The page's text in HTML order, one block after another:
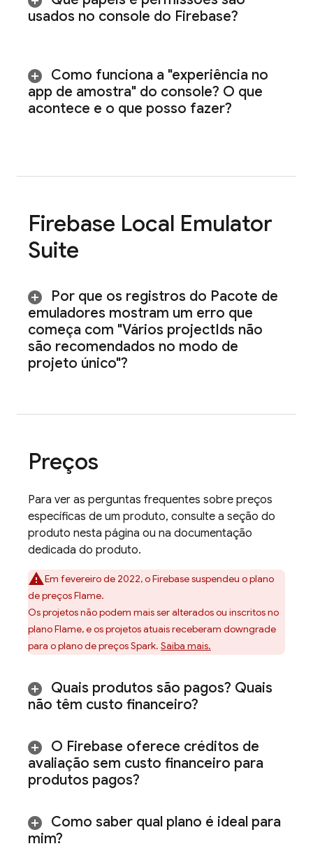
usados no console do Firebase?
Como funciona a "experiência no
app de amostra" do console? O que
acontece e o que posso fazer?
Firebase Local Emulator
Suite
Por que os registros do Pacote de
emuladores mostram um erro que
começa com "Vários projectIds não
são recomendados no modo de
projeto único"?
Preços
Para ver as perguntas frequentes sobre preços
específicas de um produto, consulte a seção do
produto nesta página ou na documentação
dedicada do produto.
Em fevereiro de 2022, o Firebase suspendeu o plano
de preços Flame.
Os projetos não podem mais ser alterados ou inscritos no
plano Flame, e os projetos atuais receberam downgrade
para o plano de preços Spark. Saiba mais.
Quais produtos são pagos? Quais
não têm custo financeiro?
O Firebase oferece créditos de
avaliação sem custo financeiro para
produtos pagos?
Como saber qual plano é ideal para
mim?